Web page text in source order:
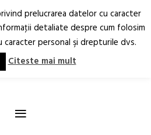
RO EN
≡
prelucrarea datelor cu caracter
detaliate despre cum folosim
personal şi drepturile dvs.
Citeste mai mult